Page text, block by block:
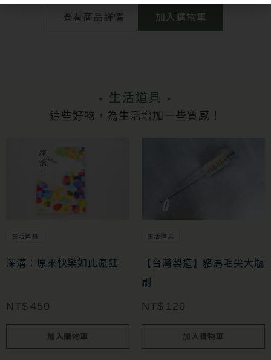
查看商品詳情 加入購物車
- 生活道具 -
這些好物，為生活增加一些質感！
生活道具
深溝：原來快樂如此瘋狂
NT$ 450
加入購物車
生活道具
【台灣製造】豬馬毛尖大瓶
刷
NT$ 120
加入購物車